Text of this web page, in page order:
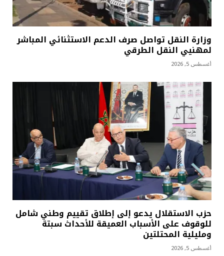
وزارة النقل تواصل صرف الدعم الاستثنائي المباشر
لمهنيي النقل الطرقي
أغسطس 5, 2026
حزب الاستقلال يدعو إلى إطلاق تقييم وطني شامل
للوقوف على الأسباب العميقة للأحداث سبتة
ومليلية المحتلتين
أغسطس 5, 2026